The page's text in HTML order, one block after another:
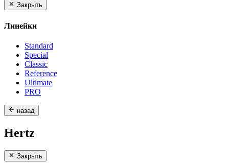
Закрыть
Линейки
Standard
Special
Classic
Reference
Ultimate
PRO
назад
Hertz
Закрыть